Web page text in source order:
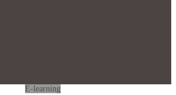
E-learning